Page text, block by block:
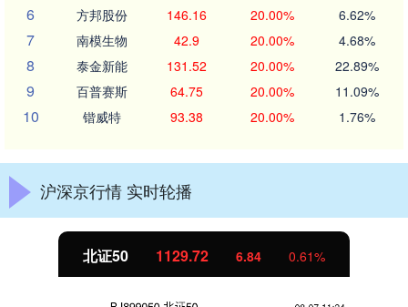
6 方邦股份 146.16 20.00% 6.62%
7 南模生物 42.9 20.00% 4.68%
8 泰金新能 131.52 20.00% 22.89%
9 百普赛斯 64.75 20.00% 11.09%
10 锴威特 93.38 20.00% 1.76%
沪深京行情 实时轮播
北证50 1129.72 6.84 0.61%